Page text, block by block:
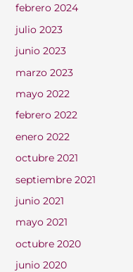
febrero 2024
julio 2023
junio 2023
marzo 2023
mayo 2022
febrero 2022
enero 2022
octubre 2021
septiembre 2021
junio 2021
mayo 2021
octubre 2020
junio 2020